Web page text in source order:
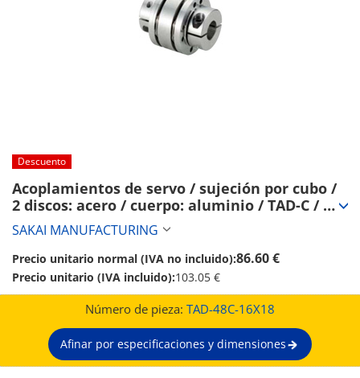
Descuento
Acoplamientos de servo / sujeción por cubo /
2 discos: acero / cuerpo: aluminio / TAD-C /
SAKAI MANUFACTURING (TAD-48C-16X18)
SAKAI MANUFACTURING
Precio unitario normal (IVA no incluido):86.60 €
Precio unitario (IVA incluido):103.05 €
Número de pieza: TAD-48C-16X18
Afinar por especificaciones y dimensiones